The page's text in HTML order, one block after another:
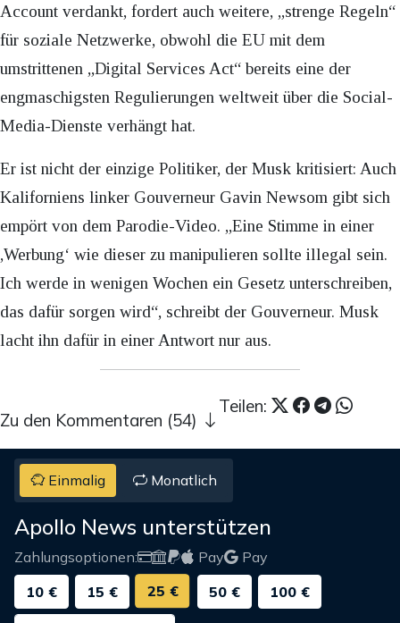
Account verdankt, fordert auch weitere, „strenge Regeln“
für soziale Netzwerke, obwohl die EU mit dem
umstrittenen „Digital Services Act“ bereits eine der
engmaschigsten Regulierungen weltweit über die Social-
Media-Dienste verhängt hat.
Er ist nicht der einzige Politiker, der Musk kritisiert: Auch
Kaliforniens linker Gouverneur Gavin Newsom gibt sich
empört von dem Parodie-Video. „Eine Stimme in einer
,Werbung‘ wie dieser zu manipulieren sollte illegal sein.
Ich werde in wenigen Wochen ein Gesetz unterschreiben,
das dafür sorgen wird“, schreibt der Gouverneur. Musk
lacht ihn dafür in einer Antwort nur aus.
Teilen:
Zu den Kommentaren (54)
Einmalig Monatlich
Apollo News unterstützen
Zahlungsoptionen: Pay
Pay
10 €
15 € 25 € 50 € 100 €